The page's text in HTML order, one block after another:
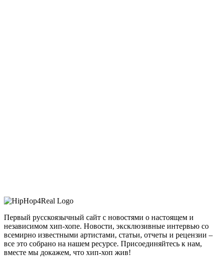
Первый русскоязычный сайт с новостями о настоящем и
независимом хип-хопе. Новости, эксклюзивные интервью со
всемирно известными артистами, статьи, отчеты и рецензии –
все это собрано на нашем ресурсе. Присоединяйтесь к нам,
вместе мы докажем, что хип-хоп жив!